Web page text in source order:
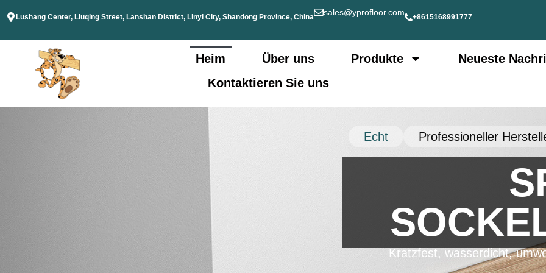
Lushang Center, Liuqing Street, Lanshan District, Linyi City, Shandong Province, China sales@yprofloor.com +8615168991777
Heim Über uns Produkte Neueste
Kontaktieren Sie uns
Echt